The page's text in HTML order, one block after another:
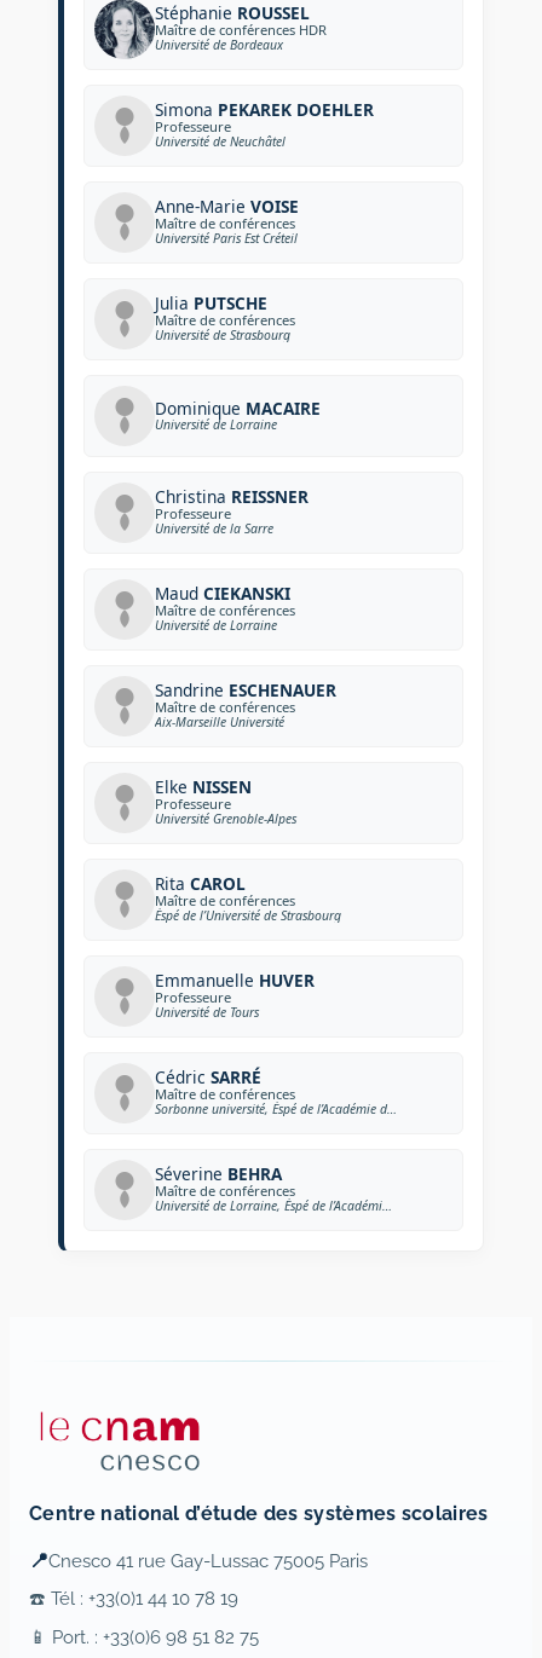
Stéphanie ROUSSEL
Maître de conférences HDR
Université de Bordeaux
Simona PEKAREK DOEHLER
Professeure
Université de Neuchâtel
Anne-Marie VOISE
Maître de conférences
Université Paris Est Créteil
Julia PUTSCHE
Maître de conférences
Université de Strasbourg
Dominique MACAIRE
Université de Lorraine
Christina REISSNER
Professeure
Université de la Sarre
Maud CIEKANSKI
Maître de conférences
Université de Lorraine
Sandrine ESCHENAUER
Maître de conférences
Aix-Marseille Université
Elke NISSEN
Professeure
Université Grenoble-Alpes
Rita CAROL
Maître de conférences
Éspé de l’Université de Strasbourg
Emmanuelle HUVER
Professeure
Université de Tours
Cédric SARRÉ
Maître de conférences
Sorbonne université, Éspé de l’Académie de Paris
Séverine BEHRA
Maître de conférences
Université de Lorraine, Éspé de l’Académie de Nancy-Metz
Centre national d’étude des systèmes scolaires
📍Cnesco 41 rue Gay-Lussac 75005 Paris
☎️ Tél : +33(0)1 44 10 78 19
📱 Port. : +33(0)6 98 51 82 75